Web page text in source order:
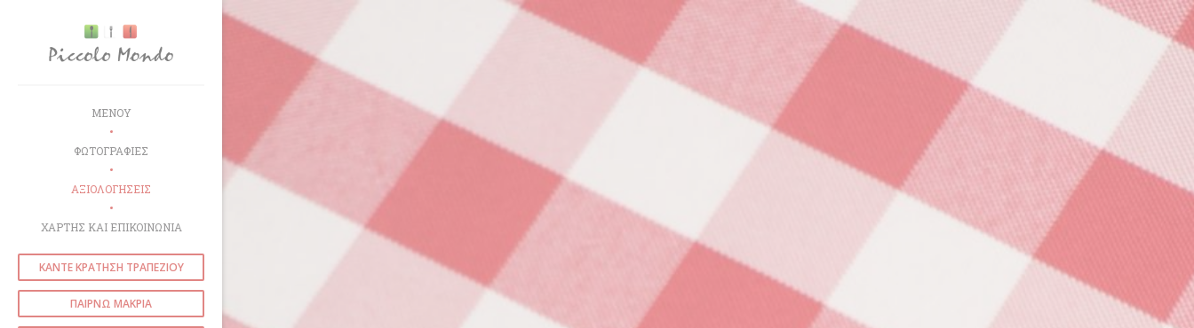
Πίνακας διαχείρισης "Μπισκότων" (Cookies)
ΜΕΝΟΎ
ΦΩΤΟΓΡΑΦΊΕΣ
ΑΞΙΟΛΟΓΉΣΕΙΣ
ΧΆΡΤΗΣ ΚΑΙ ΕΠΙΚΟΙΝΩΝΊΑ
ΚΆΝΤΕ ΚΡΆΤΗΣΗ ΤΡΑΠΕΖΙΟΎ
ΠΑΊΡΝΩ ΜΑΚΡΙΆ